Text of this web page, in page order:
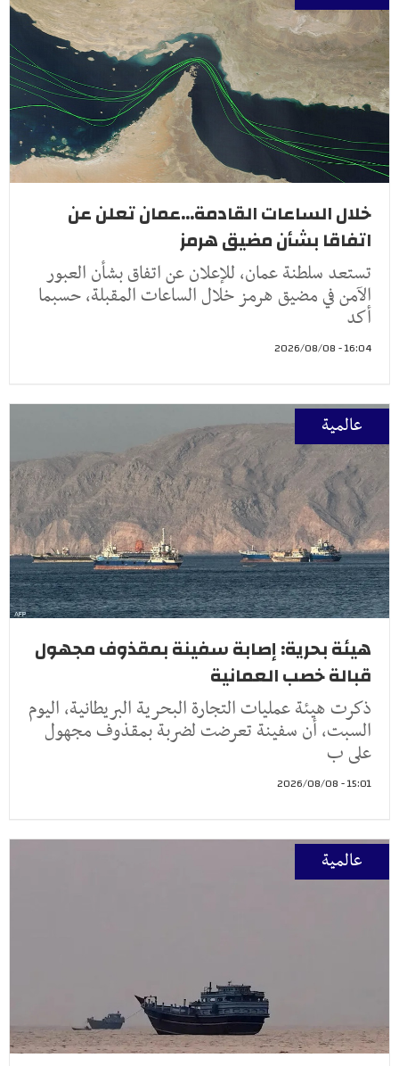
خلال الساعات القادمة...عمان تعلن عن
اتفاقا بشأن مضيق هرمز
تستعد سلطنة عمان، للإعلان عن اتفاق بشأن العبور
الآمن في مضيق هرمز خلال الساعات المقبلة، حسبما
أكد
16:04 - 2026/08/08
عالمية
هيئة بحرية: إصابة سفينة بمقذوف مجهول
قبالة خصب العمانية
ذكرت هيئة عمليات التجارة البحرية البريطانية، اليوم
السبت، أن سفينة تعرضت لضربة بمقذوف مجهول
على ب
15:01 - 2026/08/08
عالمية